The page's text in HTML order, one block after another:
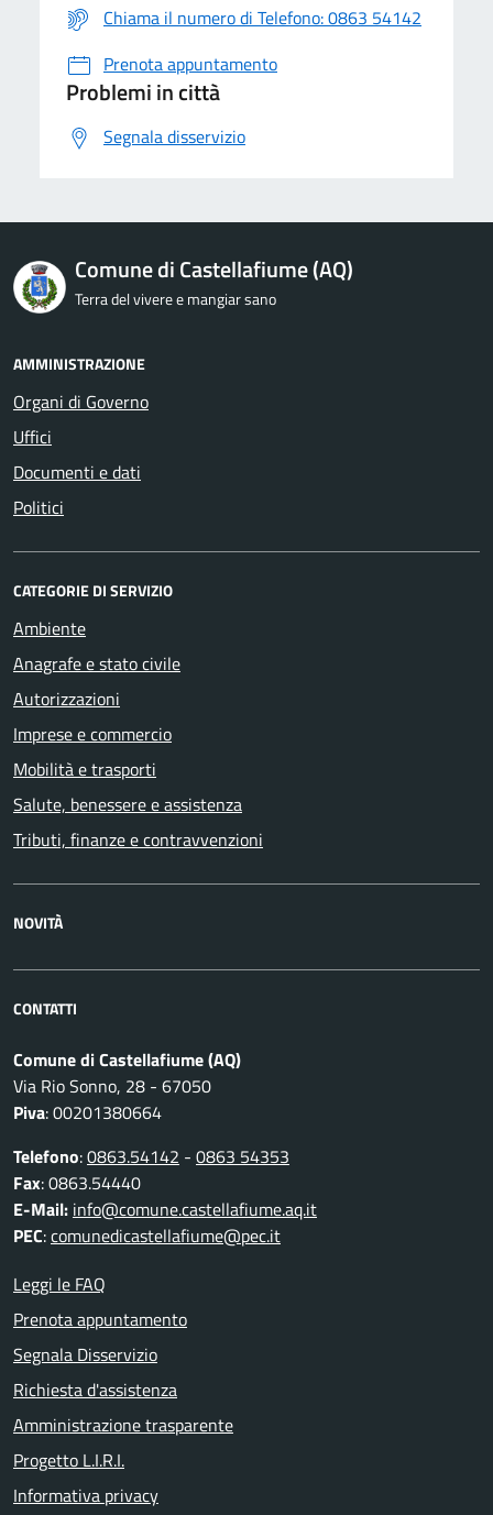
Chiama il numero di Telefono: 0863 54142
Prenota appuntamento
Problemi in città
Segnala disservizio
Comune di Castellafiume (AQ)
Terra del vivere e mangiar sano
AMMINISTRAZIONE
Organi di Governo
Uffici
Documenti e dati
Politici
CATEGORIE DI SERVIZIO
Ambiente
Anagrafe e stato civile
Autorizzazioni
Imprese e commercio
Mobilità e trasporti
Salute, benessere e assistenza
Tributi, finanze e contravvenzioni
NOVITÀ
CONTATTI
Comune di Castellafiume (AQ)
Via Rio Sonno, 28 - 67050
Piva: 00201380664
Telefono:0863.54142 - 0863 54353
Fax: 0863.54440
E-Mail: info@comune.castellafiume.aq.it
PEC:comunedicastellafiume@pec.it
Leggi le FAQ
Prenota appuntamento
Segnala Disservizio
Richiesta d'assistenza
Amministrazione trasparente
Progetto L.I.R.I.
Informativa privacy